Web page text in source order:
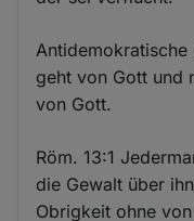
Antidemokratische
geht von Gott und
von Gott.
Röm. 13:1
die Gewalt über
Obrigkeit ohne